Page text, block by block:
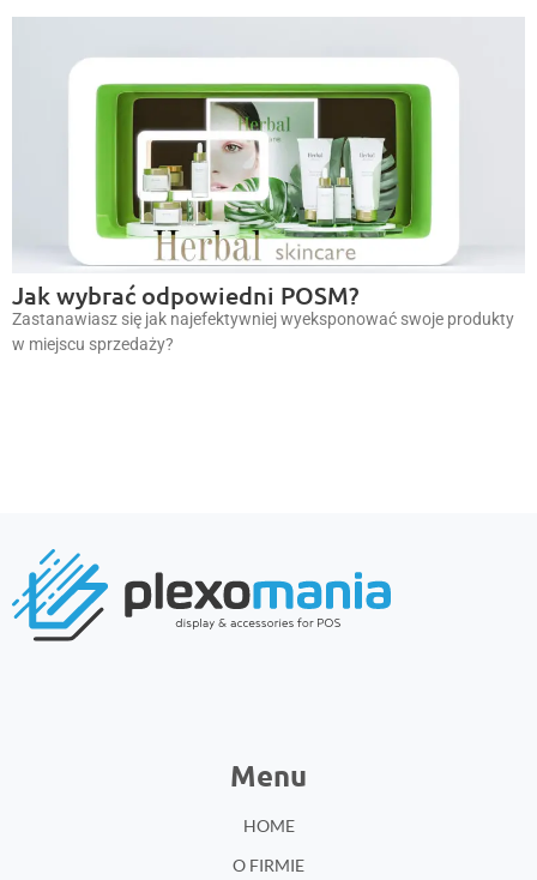
Jak wybrać odpowiedni POSM?
Zastanawiasz się jak najefektywniej wyeksponować swoje produkty
w miejscu sprzedaży?
Menu
HOME
O FIRMIE